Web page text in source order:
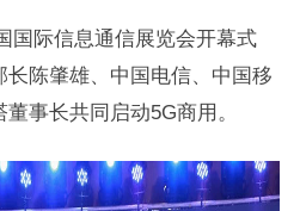
国际信息通信展览会开幕式
长陈肇雄、中国电信、中国移
事长共同启动5G商用。